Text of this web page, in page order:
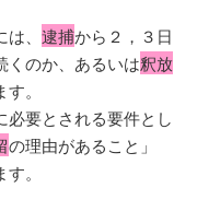
は、逮捕から２，３日
くのか、あるいは釈放
。
要とされる要件とし
の理由があること」
。